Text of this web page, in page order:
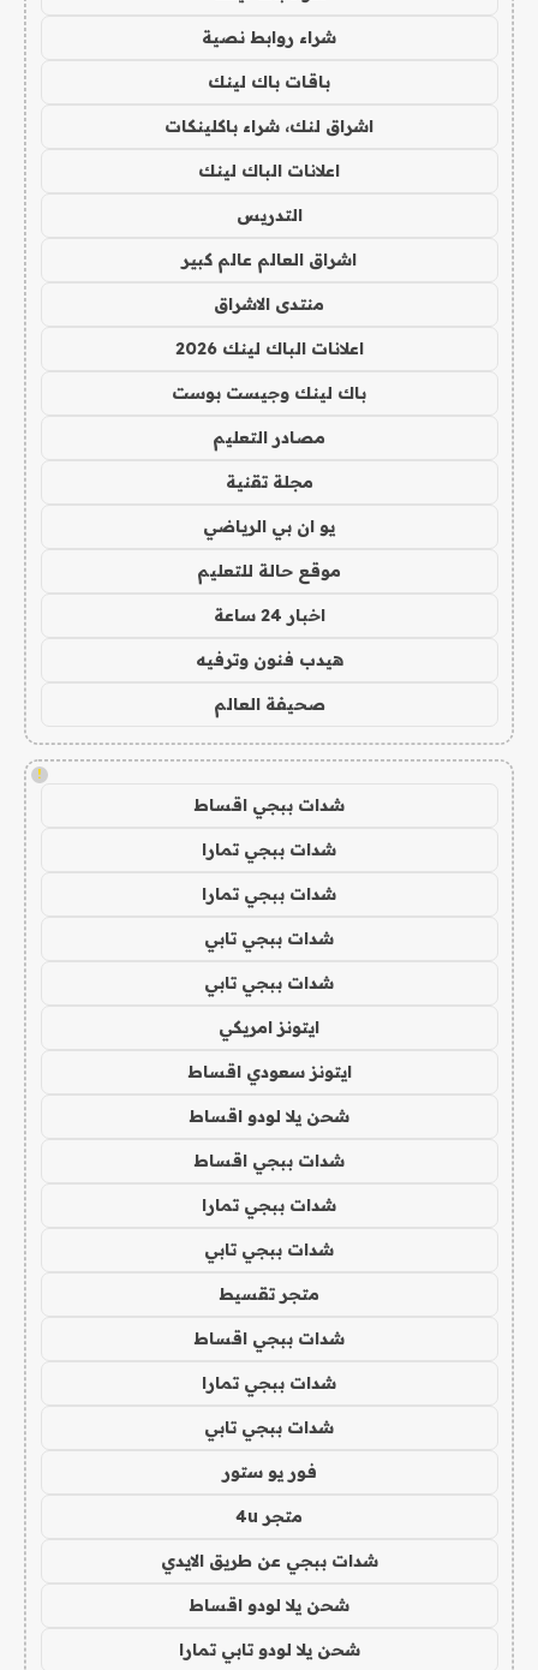
شراء روابط نصية
باقات باك لينك
اشراق لنك، شراء باكلينكات
اعلانات الباك لينك
التدريس
اشراق العالم عالم كبير
منتدى الاشراق
اعلانات الباك لينك 2026
باك لينك وجيست بوست
مصادر التعليم
مجلة تقنية
يو ان بي الرياضي
موقع حالة للتعليم
اخبار 24 ساعة
هيدب فنون وترفيه
صحيفة العالم
!
شدات ببجي اقساط
شدات ببجي تمارا
شدات ببجي تمارا
شدات ببجي تابي
شدات ببجي تابي
ايتونز امريكي
ايتونز سعودي اقساط
شحن يلا لودو اقساط
شدات ببجي اقساط
شدات ببجي تمارا
شدات ببجي تابي
متجر تقسيط
شدات ببجي اقساط
شدات ببجي تمارا
شدات ببجي تابي
فور يو ستور
متجر 4u
شدات ببجي عن طريق الايدي
شحن يلا لودو اقساط
شحن يلا لودو تابي تمارا